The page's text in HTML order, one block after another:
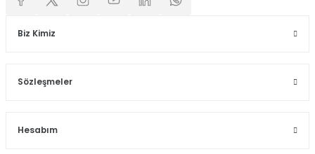
Biz Kimiz
Sözleşmeler
Hesabım